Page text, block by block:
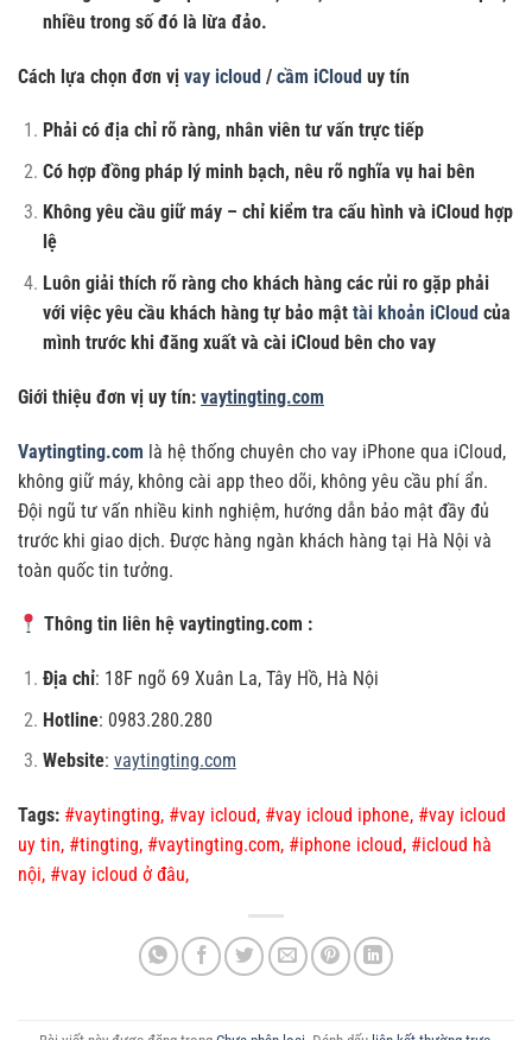
nhiều trong số đó là lừa đảo.
Cách lựa chọn đơn vị vay icloud / cầm iCloud uy tín
Phải có địa chỉ rõ ràng, nhân viên tư vấn trực tiếp
Có hợp đồng pháp lý minh bạch, nêu rõ nghĩa vụ hai bên
Không yêu cầu giữ máy – chỉ kiểm tra cấu hình và iCloud hợp
lệ
Luôn giải thích rõ ràng cho khách hàng các rủi ro gặp phải
với việc yêu cầu khách hàng tự bảo mật tài khoản iCloud của
mình trước khi đăng xuất và cài iCloud bên cho vay
Giới thiệu đơn vị uy tín: vaytingting.com
Vaytingting.com là hệ thống chuyên cho vay iPhone qua iCloud,
không giữ máy, không cài app theo dõi, không yêu cầu phí ẩn.
Đội ngũ tư vấn nhiều kinh nghiệm, hướng dẫn bảo mật đầy đủ
trước khi giao dịch. Được hàng ngàn khách hàng tại Hà Nội và
toàn quốc tin tưởng.
Thông tin liên hệ vaytingting.com :
Địa chỉ: 18F ngõ 69 Xuân La, Tây Hồ, Hà Nội
Hotline: 0983.280.280
Website: vaytingting.com
Tags: #vaytingting, #vay icloud, #vay icloud iphone, #vay icloud
uy tin, #tingting, #vaytingting.com, #iphone icloud, #icloud hà
nội, #vay icloud ở đâu,